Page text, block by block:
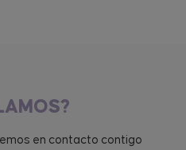
en contacto contigo